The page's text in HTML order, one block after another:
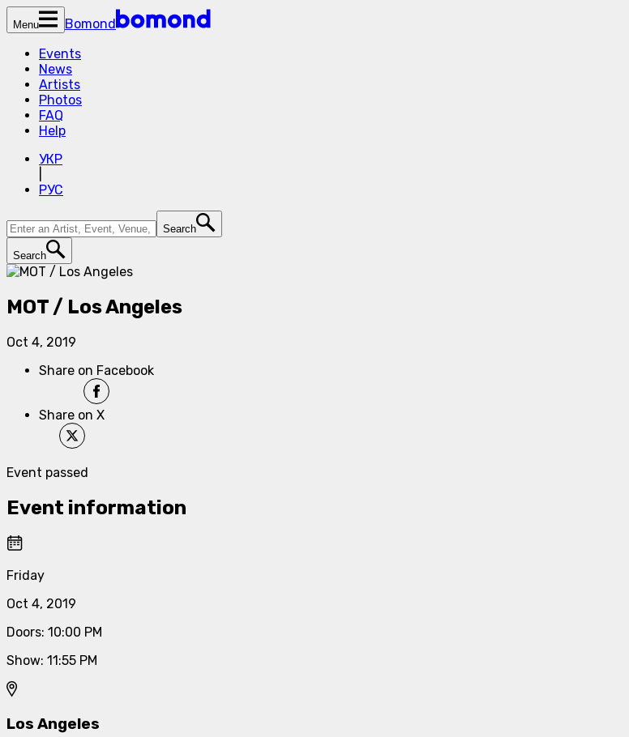
Menu
Bomond
Events
News
Artists
Photos
FAQ
Help
УКР
РУС
Search
Search
MOT / Los Angeles
Oct 4, 2019
Share on Facebook
Share on X
Event passed
Event information
Friday
Oct 4, 2019
Doors: 10:00 PM
Show: 11:55 PM
Los Angeles